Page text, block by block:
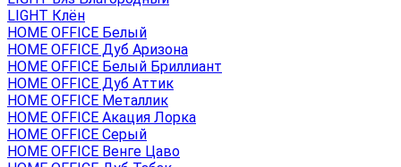
LIGHT Клён
HOME OFFICE Белый
HOME OFFICE Дуб Аризона
HOME OFFICE Белый Бриллиант
HOME OFFICE Дуб Аттик
HOME OFFICE Металлик
HOME OFFICE Акация Лорка
HOME OFFICE Серый
HOME OFFICE Венге Цаво